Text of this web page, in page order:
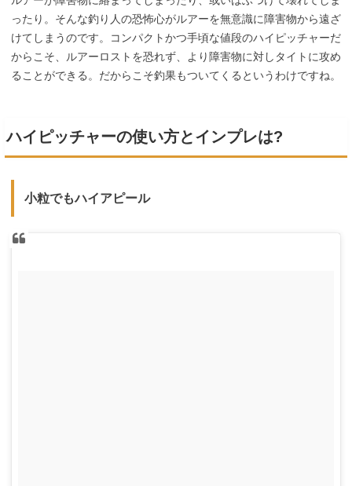
ったり。そんな釣り人の恐怖心がルアーを無意識に障害物から遠ざ
けてしまうのです。コンパクトかつ手頃な値段のハイピッチャーだ
からこそ、ルアーロストを恐れず、より障害物に対しタイトに攻め
ることができる。だからこそ釣果もついてくるというわけですね。
ハイピッチャーの使い方とインプレは?
小粒でもハイアピール